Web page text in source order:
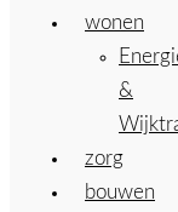
wonen
&
zorg
bouwen